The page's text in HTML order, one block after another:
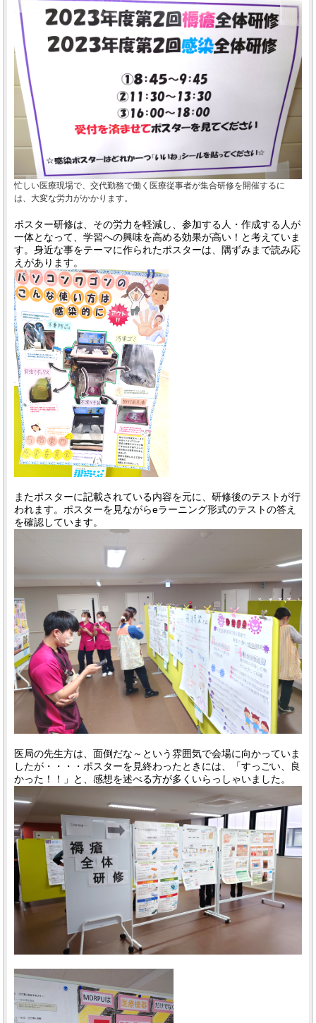
忙しい医療現場で、交代勤務で働く医療従事者が集合研修を開催するに
は、大変な労力がかかります。
ポスター研修は、その労力を軽減し、参加する人・作成する人が
一体となって、学習への興味を高める効果が高い！と考えていま
す。身近な事をテーマに作られたポスターは、隅ずみまで読み応
えがあります。
またポスターに記載されている内容を元に、研修後のテストが行
われます。ポスターを見ながらeラーニング形式のテストの答え
を確認しています。
医局の先生方は、面倒だな～という雰囲気で会場に向かっていま
したが・・・・ポスターを見終わったときには、「すっごい、良
かった！！」と、感想を述べる方が多くいらっしゃいました。